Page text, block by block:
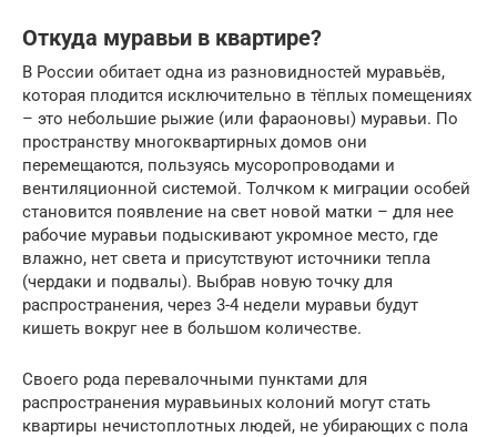
Откуда муравьи в квартире?
В России обитает одна из разновидностей муравьёв,
которая плодится исключительно в тёплых помещениях
– это небольшие рыжие (или фараоновы) муравьи. По
пространству многоквартирных домов они
перемещаются, пользуясь мусоропроводами и
вентиляционной системой. Толчком к миграции особей
становится появление на свет новой матки – для нее
рабочие муравьи подыскивают укромное место, где
влажно, нет света и присутствуют источники тепла
(чердаки и подвалы). Выбрав новую точку для
распространения, через 3-4 недели муравьи будут
кишеть вокруг нее в большом количестве.
Своего рода перевалочными пунктами для
распространения муравьиных колоний могут стать
квартиры нечистоплотных людей, не убирающих с пола